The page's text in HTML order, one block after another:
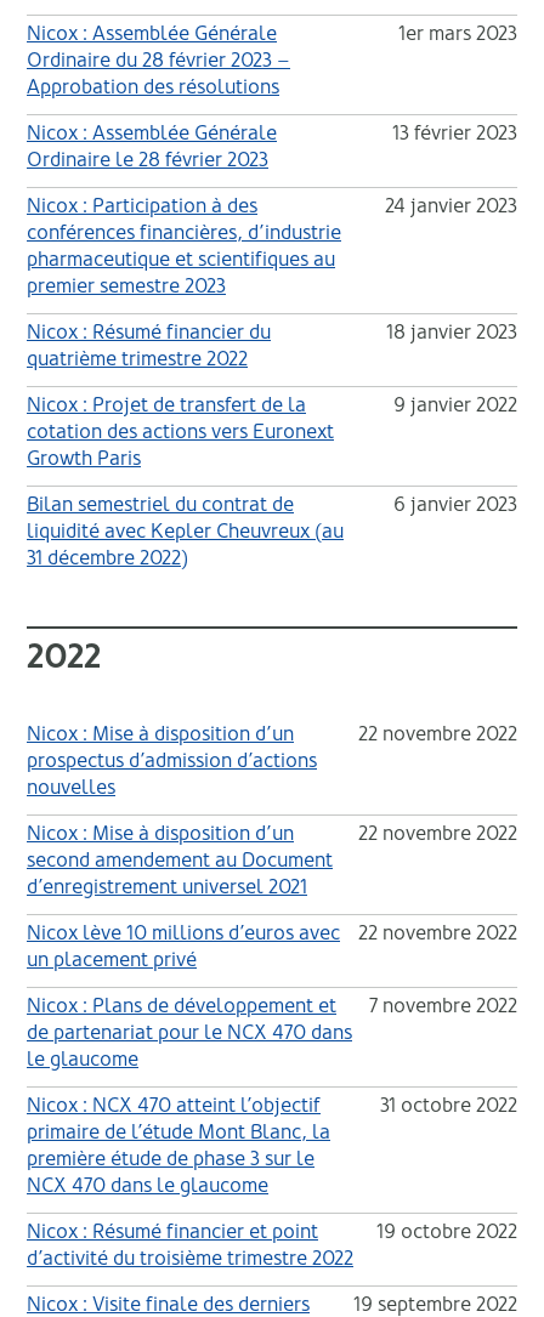
Nicox : Assemblée Générale
Ordinaire du 28 février 2023 –
Approbation des résolutions
1er mars 2023
Nicox : Assemblée Générale
Ordinaire le 28 février 2023
13 février 2023
Nicox : Participation à des
conférences financières, d’industrie
pharmaceutique et scientifiques au
premier semestre 2023
24 janvier 2023
Nicox : Résumé financier du
quatrième trimestre 2022
18 janvier 2023
Nicox : Projet de transfert de la
cotation des actions vers Euronext
Growth Paris
9 janvier 2022
Bilan semestriel du contrat de
liquidité avec Kepler Cheuvreux (au
31 décembre 2022)
6 janvier 2023
2022
Nicox : Mise à disposition d’un
prospectus d’admission d’actions
nouvelles
22 novembre 2022
Nicox : Mise à disposition d’un
second amendement au Document
d’enregistrement universel 2021
22 novembre 2022
Nicox lève 10 millions d’euros avec
un placement privé
22 novembre 2022
Nicox : Plans de développement et
de partenariat pour le NCX 470 dans
le glaucome
7 novembre 2022
Nicox : NCX 470 atteint l’objectif
primaire de l’étude Mont Blanc, la
première étude de phase 3 sur le
NCX 470 dans le glaucome
31 octobre 2022
Nicox : Résumé financier et point
d’activité du troisième trimestre 2022
19 octobre 2022
Nicox : Visite finale des derniers
19 septembre 2022